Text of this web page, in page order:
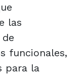
las
funcionales,
para la